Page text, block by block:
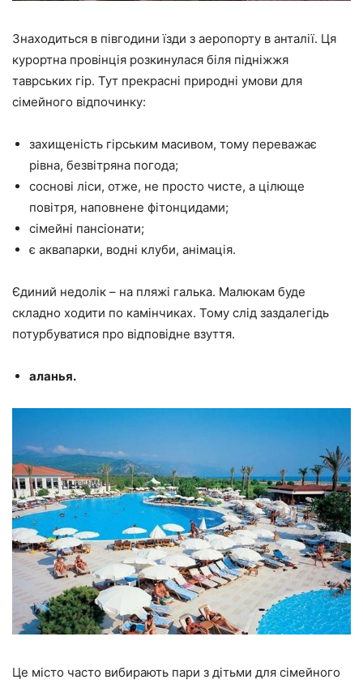
Знаходиться в півгодини їзди з аеропорту в анталії. Ця
курортна провінція розкинулася біля підніжжя
таврських гір. Тут прекрасні природні умови для
сімейного відпочинку:
захищеність гірським масивом, тому переважає
рівна, безвітряна погода;
соснові ліси, отже, не просто чисте, а цілюще
повітря, наповнене фітонцидами;
сімейні пансіонати;
є аквапарки, водні клуби, анімація.
Єдиний недолік – на пляжі галька. Малюкам буде
складно ходити по камінчиках. Тому слід заздалегідь
потурбуватися про відповідне взуття.
аланья.
Це місто часто вибирають пари з дітьми для сімейного